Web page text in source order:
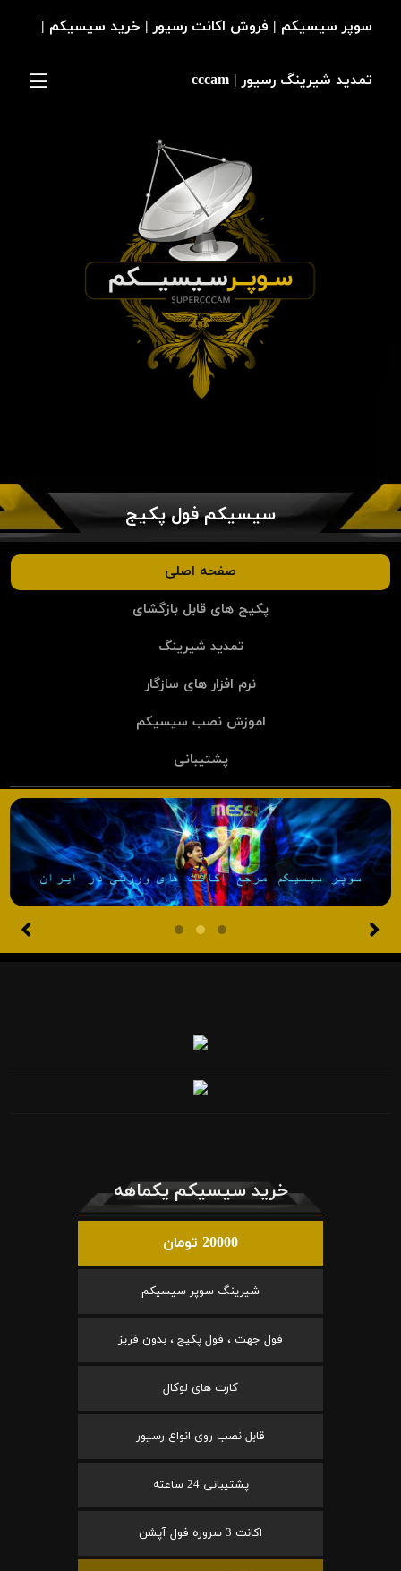
سیسیکم فول پکیج
صفحه اصلی
پکیج های قابل بازگشای
تمدید شیرینگ
نرم افزار های سازگار
اموزش نصب سیسیکم
پشتیبانی
خرید سیسیکم یکماهه
20000 تومان
شیرینگ سوپر سیسیکم
فول جهت ، فول پکیج ، بدون فریز
کارت های لوکال
قابل نصب روی انواع رسیور
پشتیبانی 24 ساعته
اکانت 3 سروره فول آپشن
سوپر سیسیکم | فروش اکانت رسیور | خرید سیسیکم |
تمدید شیرینگ رسیور | cccam